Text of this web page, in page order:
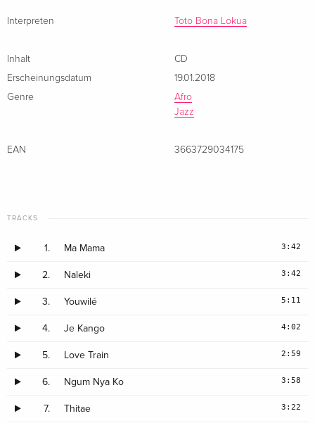
Interpreten Toto Bona Lokua
Inhalt
CD
Erscheinungsdatum
19.01.2018
Genre
Afro
Jazz
EAN 3663729034175
TRACKS
1. Ma Mama 3:42
2. Naleki 3:42
3. Youwilé 5:11
4. Je Kango 4:02
5. Love Train 2:59
6. Ngum Nya Ko 3:58
7. Thitae 3:22